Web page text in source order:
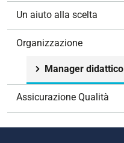
Un aiuto alla scelta
Organizzazione
Manager didattico
Assicurazione Qualità